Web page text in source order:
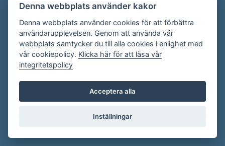
Destination Gotland påvisitgotland.se.
Har du frågor om evenemangskalendern? Mejla oss på
evenemang@visitgotland.se.
Cookies
Villkor
Skapa konto
Denna webbplats använder kakor
Denna webbplats använder cookies för att förbättra
användarupplevelsen. Genom att använda vår
webbplats samtycker du till alla cookies i enlighet med
vår cookiepolicy. Klicka här för att läsa vår
integritetspolicy
Acceptera alla
Inställningar